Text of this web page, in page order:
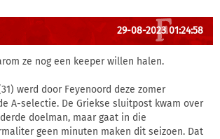
29-08-2023 01:24:58
ze nog een keeper willen halen.
werd door Feyenoord deze zomer
A-selectie. De Griekse sluitpost kwam over
doelman, maar gaat in die
geen minuten maken dit seizoen. Dat